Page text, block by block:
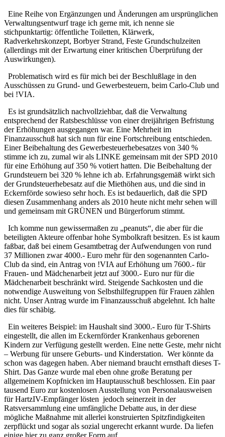
Eine Reihe von Ergänzungen und Änderungen am ursprünglichen
Verwaltungsentwurf trage ich gerne mit, ich nenne sie
stichpunktartig: öffentliche Toiletten, Klärwerk,
Radverkehrskonzept, Borbyer Strand, Feste Grundschulzeiten
(allerdings mit der Erwartung einer kritischen Überprüfung der
Auswirkungen).
Problematisch wird es für mich bei der Beschlußlage in den
Ausschüssen zu Grund- und Gewerbesteuern, beim Carlo-Club und
bei !VIA.
Es ist grundsätzlich nachvollziehbar, daß die Verwaltung
entsprechend der Ratsbeschlüsse von einer dreijährigen Befristung
der Erhöhungen ausgegangen war. Eine Mehrheit im
Finanzausschuß hat sich nun für eine Fortschreibung entschieden.
Einer Beibehaltung des Gewerbesteuerhebesatzes von 340 %
stimme ich zu, zumal wir als LINKE gemeinsam mit der SPD 2010
für eine Erhöhung auf 350 % votiert hatten. Die Beibehaltung der
Grundsteuern bei 320 % lehne ich ab. Erfahrungsgemäß wirkt sich
der Grundsteuerhebesatz auf die Miethöhen aus, und die sind in
Eckernförde sowieso sehr hoch. Es ist bedauerlich, daß die SPD
diesen Zusammenhang anders als 2010 heute nicht mehr sehen will
und gemeinsam mit GRÜNEN und Bürgerforum stimmt.
Ich komme nun gewissermaßen zu „peanuts“, die aber für die
beteiligten Akteure offenbar hohe Symbolkraft besitzen. Es ist kaum
faßbar, daß bei einem Gesamtbetrag der Aufwendungen von rund
37 Millionen zwar 4000.- Euro mehr für den sogenannten Carlo-
Club da sind, ein Antrag von !VIA auf Erhöhung um 7600.- für
Frauen- und Mädchenarbeit jetzt auf 3000.- Euro nur für die
Mädchenarbeit beschränkt wird. Steigende Sachkosten und die
notwendige Ausweitung von Selbsthilfegruppen für Frauen zählen
nicht. Unser Antrag wurde im Finanzausschuß abgelehnt. Ich halte
dies für schäbig.
Ein weiteres Beispiel: im Haushalt sind 3000.- Euro für T-Shirts
eingestellt, die allen im Eckernförder Krankenhaus geborenen
Kindern zur Verfügung gestellt werden. Eine nette Geste, mehr nicht
– Werbung für unsere Geburts- und Kinderstation. Wer könnte da
schon was dagegen haben. Aber niemand braucht ernsthaft dieses T-
Shirt. Das Ganze wurde mal eben ohne große Beratung per
allgemeinem Kopfnicken im Hauptausschuß beschlossen. Ein paar
tausend Euro zur kostenlosen Ausstellung von Personalausweisen
für HartzIV-Empfänger lösten jedoch seinerzeit in der
Ratsversammlung eine umfängliche Debatte aus, in der diese
mögliche Maßnahme mit allerlei konstruierten Spitzfindigkeiten
zerpflückt und sogar als sozial ungerecht erkannt wurde. Da liefen